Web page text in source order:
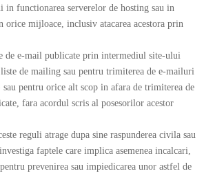
in functionarea serverelor de hosting sau in
orice mijloace, inclusiv atacarea acestora prin
de e-mail publicate prin intermediul site-ului
de mailing sau pentru trimiterea de e-mailuri
sau pentru orice alt scop in afara de trimiterea de
fara acordul scris al posesorilor acestor
reguli atrage dupa sine raspunderea civila sau
faptele care implica asemenea incalcari,
prevenirea sau impiedicarea unor astfel de